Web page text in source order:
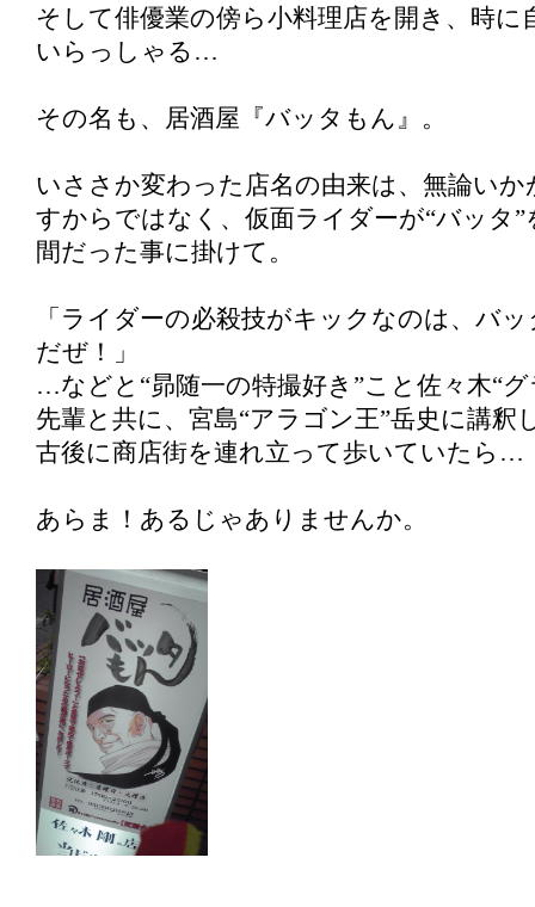
そして俳優業の傍ら小料理店を開き、時に
いらっしゃる…
その名も、居酒屋『バッタもん』。
いささか変わった店名の由来は、無論い
すからではなく、仮面ライダーが“バッタ”
間だった事に掛けて。
「ライダーの必殺技がキックなのは、バ
だぜ！」
…などと“昴随一の特撮好き”こと佐々木“
先輩と共に、宮島“アラゴン王”岳史に講釈
古後に商店街を連れ立って歩いていたら…
あらま！あるじゃありませんか。